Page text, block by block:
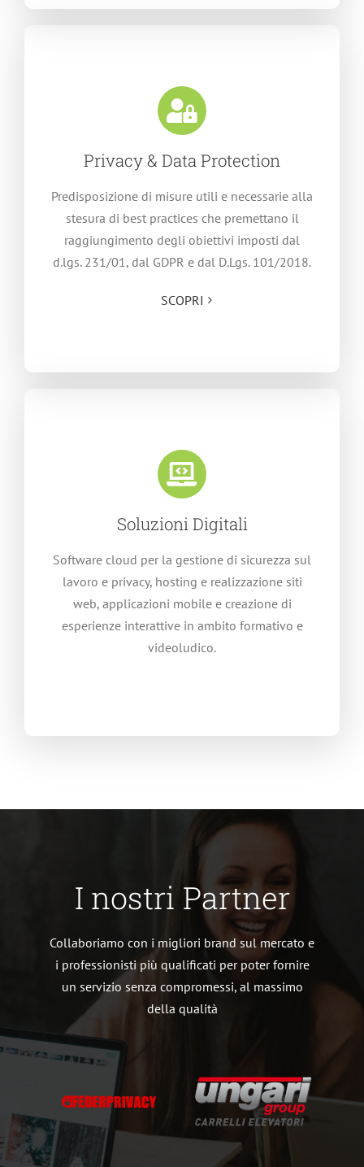
Privacy & Data Protection
Predisposizione di misure utili e necessarie alla
stesura di best practices che premettano il
raggiungimento degli obiettivi imposti dal
d.lgs. 231/01, dal GDPR e dal D.Lgs. 101/2018.
SCOPRI
Soluzioni Digitali
Software cloud per la gestione di sicurezza sul
lavoro e privacy, hosting e realizzazione siti
web, applicazioni mobile e creazione di
esperienze interattive in ambito formativo e
videoludico.
I nostri Partner
Collaboriamo con i migliori brand sul mercato e
i professionisti più qualificati per poter fornire
un servizio senza compromessi, al massimo
della qualità